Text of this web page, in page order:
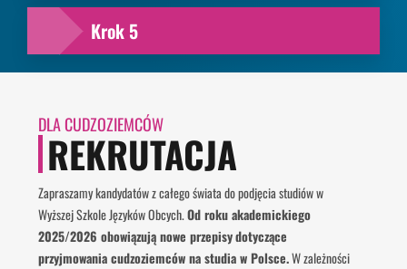
Krok 5
DLA CUDZOZIEMCÓW
REKRUTACJA
Zapraszamy kandydatów z całego świata do podjęcia studiów w
Wyższej Szkole Języków Obcych.Od roku akademickiego
2025/2026 obowiązują nowe przepisydotyczące
przyjmowania cudzoziemców na studia w Polsce.W zależności